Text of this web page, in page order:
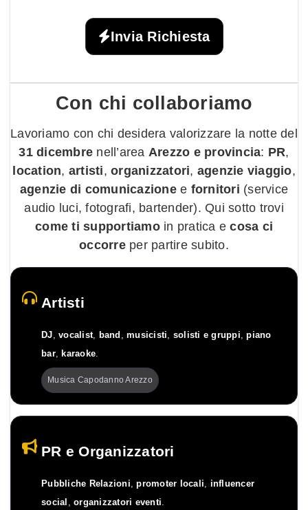
Invia Richiesta
Con chi collaboriamo
Lavoriamo con chi desidera valorizzare la notte del
31 dicembre nell’area Arezzo e provincia: PR,
location, artisti, organizzatori, agenzie viaggio,
agenzie di comunicazionee fornitori (service
audio luci, fotografi, bartender). Qui sotto trovi
come ti supportiamoin pratica ecosa ci
occorreper partire subito.
Artisti
DJ, vocalist, band , musicisti, solisti e gruppi,piano
bar, karaoke.
Musica Capodanno Arezzo
PR e Organizzatori
Pubbliche Relazioni,promoter locali, influencer
social , organizzatori eventi.